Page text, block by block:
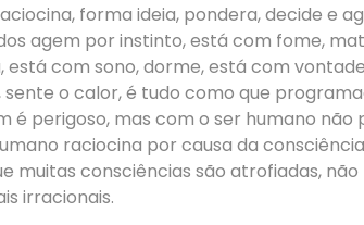
forma ideia, pondera, decide e
agem por instinto, está com fome,
está com sono, dorme, está com
sente o calor, é tudo como que
é perigoso, mas com o ser humano
raciocina por causa da
muitas consciências são atrofiadas,
irracionais.